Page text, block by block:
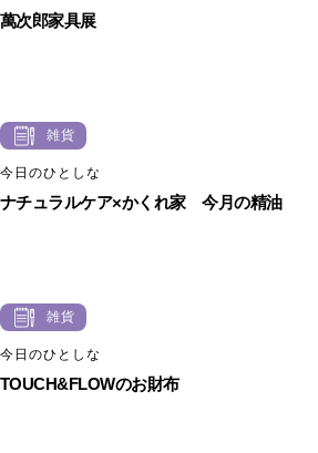
萬次郎家具展
雑貨
今日のひとしな
ナチュラルケア×かくれ家 今月の精油
雑貨
今日のひとしな
TOUCH&FLOWのお財布